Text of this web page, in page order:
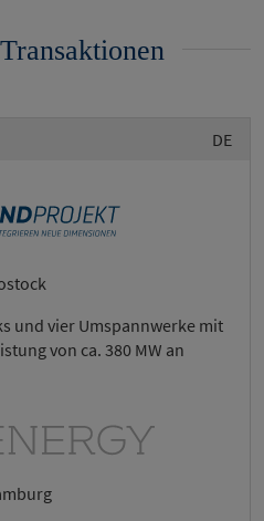
DE
und vier Umspannwerke mit
von ca. 380 MW an